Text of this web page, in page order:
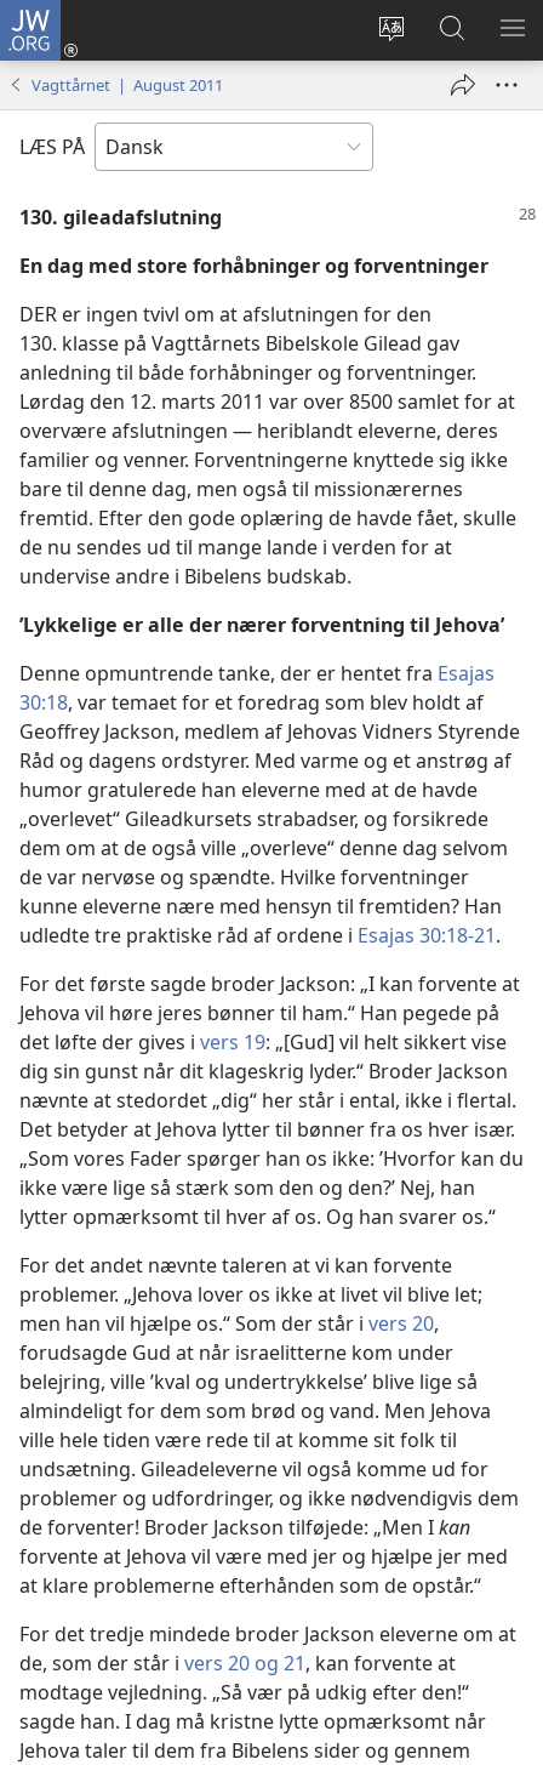
JW.ORG
Vælg
Log
på
vindue)
Søg
på
JW.ORG
VIS
Vagttårnet | August 2011
LÆS PÅ
130. gileadafslutning
En dag med store forhåbninger og forventninger
DER er ingen tvivl om at afslutningen for den
130. klasse på Vagttårnets Bibelskole Gilead gav
anledning til både forhåbninger og forventninger.
Lørdag den 12. marts 2011 var over 8500 samlet for at
overvære afslutningen — heriblandt eleverne, deres
familier og venner. Forventningerne knyttede sig ikke
bare til denne dag, men også til missionærernes
fremtid. Efter den gode oplæring de havde fået, skulle
de nu sendes ud til mange lande i verden for at
undervise andre i Bibelens budskab.
’Lykkelige er alle der nærer forventning til Jehova’
Denne opmuntrende tanke, der er hentet fra Esajas
30:18, var temaet for et foredrag som blev holdt af
Geoffrey Jackson, medlem af Jehovas Vidners Styrende
Råd og dagens ordstyrer. Med varme og et anstrøg af
humor gratulerede han eleverne med at de havde
„overlevet“ Gileadkursets strabadser, og forsikrede
dem om at de også ville „overleve“ denne dag selvom
de var nervøse og spændte. Hvilke forventninger
kunne eleverne nære med hensyn til fremtiden? Han
udledte tre praktiske råd af ordene i Esajas 30:18-21.
For det første sagde broder Jackson: „I kan forvente at
Jehova vil høre jeres bønner til ham.“ Han pegede på
det løfte der gives i vers 19: „[Gud] vil helt sikkert vise
dig sin gunst når dit klageskrig lyder.“ Broder Jackson
nævnte at stedordet „dig“ her står i ental, ikke i flertal.
Det betyder at Jehova lytter til bønner fra os hver især.
„Som vores Fader spørger han os ikke: ’Hvorfor kan du
ikke være lige så stærk som den og den?’ Nej, han
lytter opmærksomt til hver af os. Og han svarer os.“
For det andet nævnte taleren at vi kan forvente
problemer. „Jehova lover os ikke at livet vil blive let;
men han vil hjælpe os.“ Som der står i vers 20,
forudsagde Gud at når israelitterne kom under
belejring, ville ’kval og undertrykkelse’ blive lige så
almindeligt for dem som brød og vand. Men Jehova
ville hele tiden være rede til at komme sit folk til
undsætning. Gileadeleverne vil også komme ud for
problemer og udfordringer, og ikke nødvendigvis dem
de forventer! Broder Jackson tilføjede: „Men Ikan
forvente at Jehova vil være med jer og hjælpe jer med
at klare problemerne efterhånden som de opstår.“
For det tredje mindede broder Jackson eleverne om at
de, som der står i vers 20 og 21, kan forvente at
modtage vejledning. „Så vær på udkig efter den!“
sagde han. I dag må kristne lytte opmærksomt når
Jehova taler til dem fra Bibelens sider og gennem